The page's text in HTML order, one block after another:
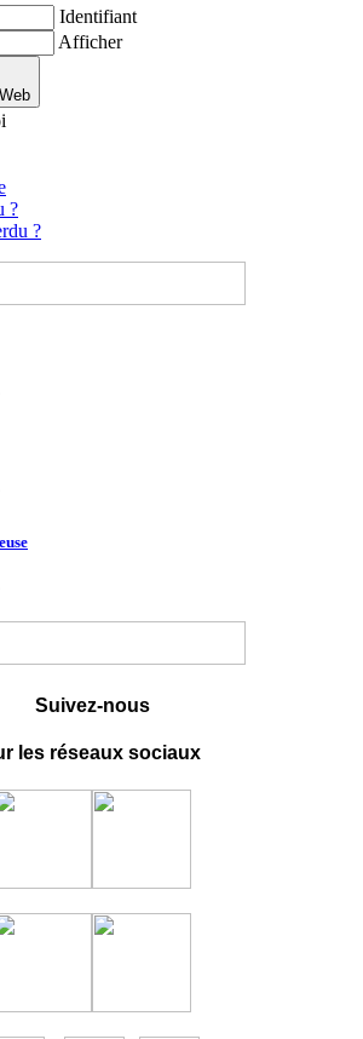
Identifiant
Afficher
?
?
Suivez-nous
les réseaux sociaux